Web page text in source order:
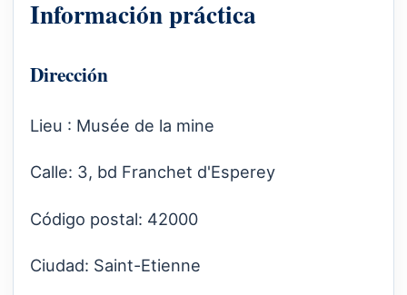
Información práctica
Dirección
Lieu : Musée de la mine
Calle: 3, bd Franchet d'Esperey
Código postal: 42000
Ciudad: Saint-Etienne